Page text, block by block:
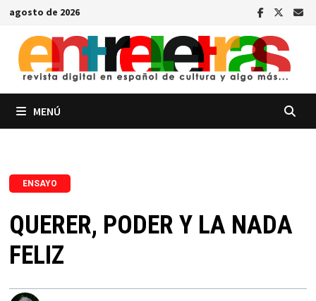
Saltar
contenido
agosto de 2026
MENÚ
ENSAYO
QUERER, PODER Y LA NADA
FELIZ